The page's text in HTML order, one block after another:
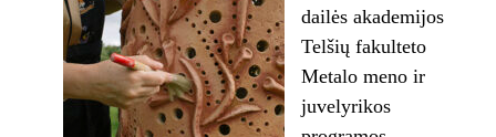
dailės akademijos
Telšių fakulteto
Metalo meno ir
juvelyrikos